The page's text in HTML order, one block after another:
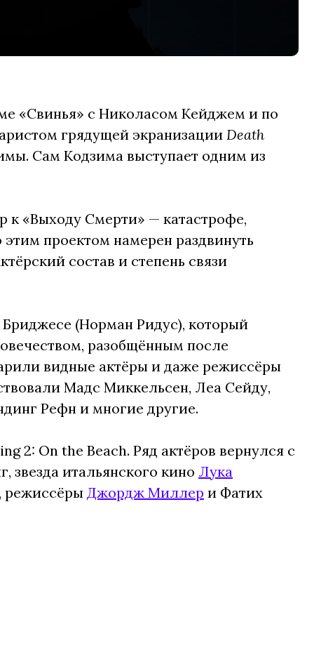
«Свинья» с Николасом Кейджем и по
грядущей экранизации Death
Сам Кодзима выступает одним из
«Выходу Смерти» — катастрофе,
этим проектом намерен раздвинуть
состав и степень связи
(Норман Ридус), который
разобщённым после
видные актёры и даже режиссёры
Мадс Миккельсен, Леа Сейду,
Рефн и многие другие.
2: On the Beach. Ряд актёров вернулся с
итальянского кино Лука
режиссёры Джордж Миллер и Фатих